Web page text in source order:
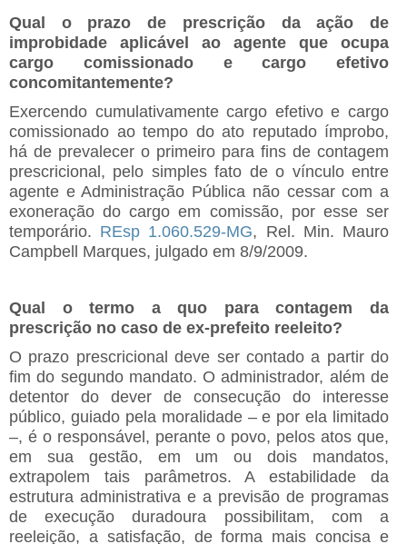
Qual o prazo de prescrição da ação de
improbidade aplicável ao agente que ocupa
cargo comissionado e cargo efetivo
concomitantemente?
Exercendo cumulativamente cargo efetivo e cargo
comissionado ao tempo do ato reputado ímprobo,
há de prevalecer o primeiro para fins de contagem
prescricional, pelo simples fato de o vínculo entre
agente e Administração Pública não cessar com a
exoneração do cargo em comissão, por esse ser
temporário. REsp 1.060.529-MG, Rel. Min. Mauro
Campbell Marques, julgado em 8/9/2009.
Qual o termo a quo para contagem da
prescrição no caso de ex-prefeito reeleito?
O prazo prescricional deve ser contado a partir do
fim do segundo mandato. O administrador, além de
detentor do dever de consecução do interesse
público, guiado pela moralidade – e por ela limitado
–, é o responsável, perante o povo, pelos atos que,
em sua gestão, em um ou dois mandatos,
extrapolem tais parâmetros. A estabilidade da
estrutura administrativa e a previsão de programas
de execução duradoura possibilitam, com a
reeleição, a satisfação, de forma mais concisa e